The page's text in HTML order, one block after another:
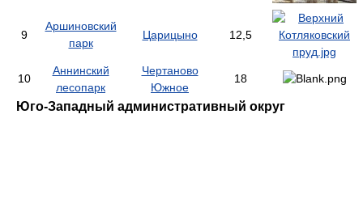
9
Аршиновский
парк
Царицыно 12,5
10
Аннинский
лесопарк
Чертаново
Южное
18
Юго-Западный административный округ